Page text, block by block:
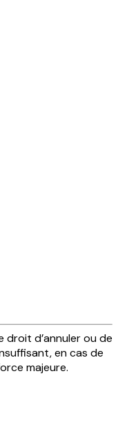
droit d’annuler ou de
en cas de
majeure.